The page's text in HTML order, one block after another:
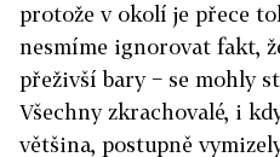
protože v okolí je přece
nesmíme ignorovat fakt,
přeživší bary − se mohly
Všechny zkrachovalé, i
většina, postupně